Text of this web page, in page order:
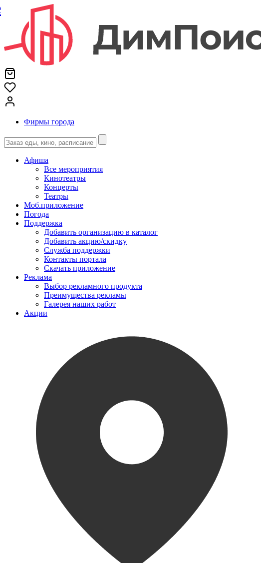
Фирмы города
Афиша
Все мероприятия
Кинотеатры
Концерты
Театры
Моб.приложение
Погода
Поддержка
Добавить организацию в каталог
Добавить акцию/скидку
Служба поддержки
Контакты портала
Скачать приложение
Реклама
Выбор рекламного продукта
Преимущества рекламы
Галерея наших работ
Акции